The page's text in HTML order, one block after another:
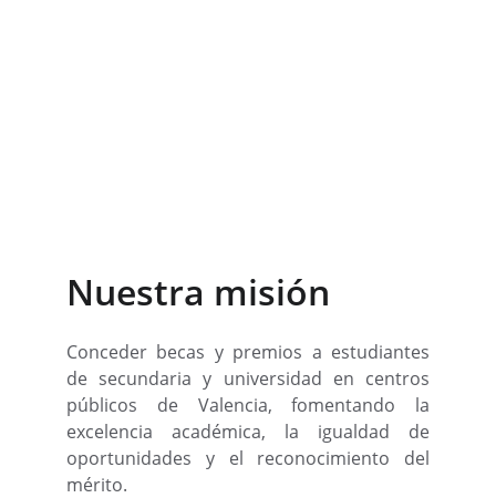
Nuestra misión
Conceder becas y premios a estudiantes
de secundaria y universidad en centros
públicos de Valencia, fomentando la
excelencia académica, la igualdad de
oportunidades y el reconocimiento del
mérito.